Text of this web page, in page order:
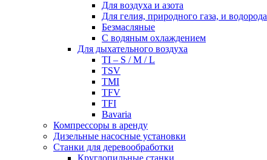
Для воздуха и азота
Для гелия, природного газа, и водорода
Безмасляные
С водяным охлаждением
Для дыхательного воздуха
TI – S / M / L
TSV
TMI
TFV
TFI
Bavaria
Компрессоры в аренду
Дизельные насосные установки
Станки для деревообработки
Круглопильные станки